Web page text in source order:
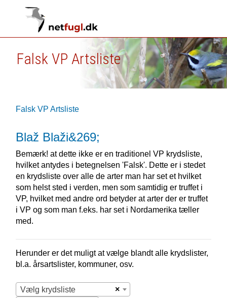
Falsk VP Artsliste
Falsk VP Artsliste
Blaž Blaži&269;
Bemærk! at dette ikke er en traditionel VP krydsliste,
hvilket antydes i betegnelsen 'Falsk'. Dette er i stedet
en krydsliste over alle de arter man har set et hvilket
som helst sted i verden, men som samtidig er truffet i
VP, hvilket med andre ord betyder at arter der er truffet
i VP og som man f.eks. har set i Nordamerika tæller
med.
Herunder er det muligt at vælge blandt alle krydslister,
bl.a. årsartslister, kommuner, osv.
×
Vælg krydsliste